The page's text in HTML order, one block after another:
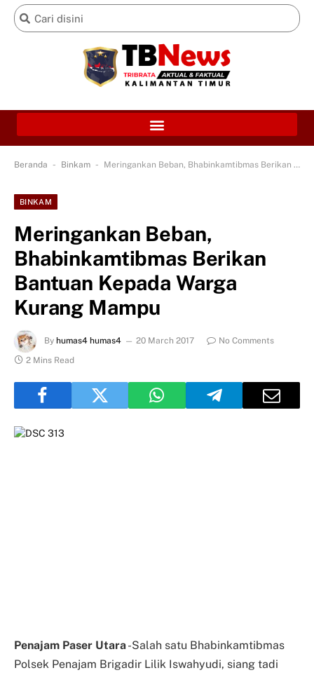
Beranda - Binkam - Meringankan Beban, Bhabinkamtibmas Berikan Bantuan Kepada Warga Kurang Mampu
BINKAM
Meringankan Beban,
Bhabinkamtibmas Berikan
Bantuan Kepada Warga
Kurang Mampu
By humas4 humas4 20 March 2017
No Comments
2 Mins Read
Penajam Paser Utara-Salah satu Bhabinkamtibmas
Polsek Penajam Brigadir Lilik Iswahyudi, siang tadi